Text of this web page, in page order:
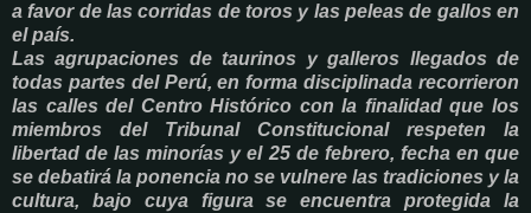
a favor de las corridas de toros y las peleas de gallos en
el país.
Las agrupaciones de taurinos y galleros llegados de
todas partes del Perú, en forma disciplinada recorrieron
las calles del Centro Histórico con la finalidad que los
miembros del Tribunal Constitucional respeten la
libertad de las minorías y el 25 de febrero, fecha en que
se debatirá la ponencia no se vulnere las tradiciones y la
cultura, bajo cuya figura se encuentra protegida la